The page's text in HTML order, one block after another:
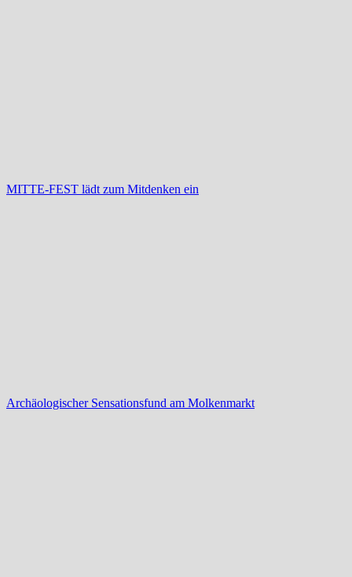
MITTE-FEST lädt zum Mitdenken ein
Archäologischer Sensationsfund am Molkenmarkt